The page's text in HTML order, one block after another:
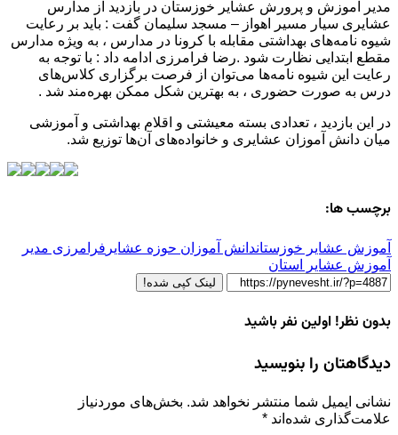
مدیر آموزش و پرورش عشایر خوزستان در بازدید از مدارس
عشایری سیار مسیر اهواز – مسجد سلیمان گفت : باید بر رعایت
شیوه نامه‌های بهداشتی مقابله با کرونا در مدارس ، به ویژه مدارس
مقطع ابتدایی نظارت شود .رضا فرامرزی ادامه داد : با توجه به
رعایت این شیوه نامه‌ها می‌توان از فرصت برگزاری کلاس‌های
درس به صورت حضوری ، به بهترین شکل ممکن بهره‌مند شد .
در این بازدید ، تعدادی بسته معیشتی و اقلام بهداشتی و آموزشی
میان دانش آموزان عشایری و خانواده‌های آن‌ها توزیع شد.
برچسب ها:
آموزش عشایر خوزستاندانش آموزان حوزه عشایر فرامرزی مدیر
آموزش عشایر استان
لینک کپی شده!
بدون نظر! اولین نفر باشید
دیدگاهتان را بنویسید
نشانی ایمیل شما منتشر نخواهد شد. بخش‌های موردنیاز
علامت‌گذاری شده‌اند *